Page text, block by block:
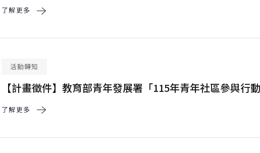
了解更多
活動轉知
【計畫徵件】教育部青年發展署「115年青年社區參與行
了解更多